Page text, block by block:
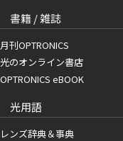
書籍 / 雑誌
月刊OPTRONICS
光のオンライン書店
OPTRONICS eBOOK
光用語
レンズ辞典＆事典